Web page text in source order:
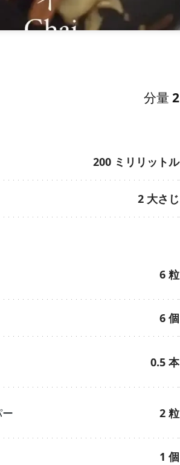
分量 2
200 ミリリットル
2 大さじ
6 粒
6 個
0.5 本
2 粒
1 個